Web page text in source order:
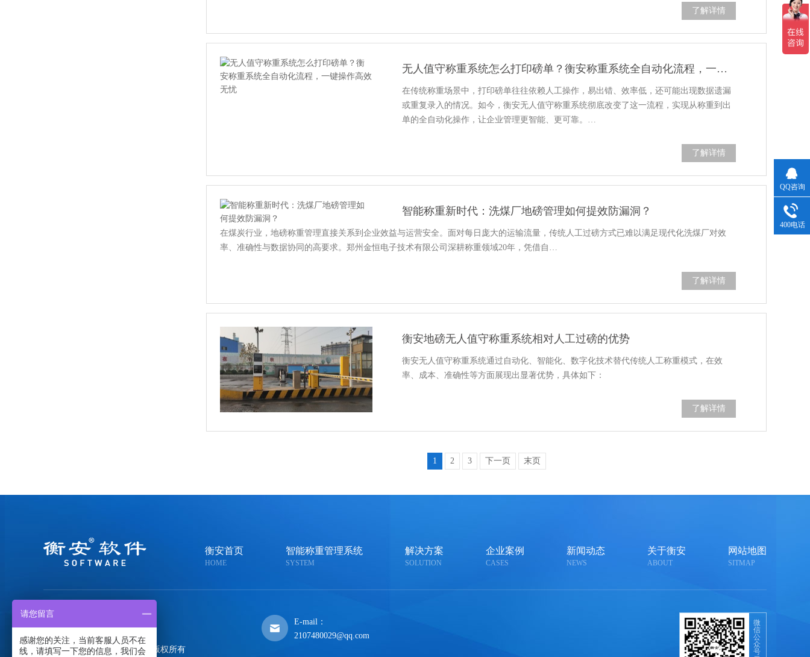
了解详情
无人值守称重系统怎么打印磅单？衡安称重系统全自动化流程，一键操作高效无忧
在传统称重场景中，打印磅单往往依赖人工操作，易出错、效率低，还可能出现数据遗漏
或重复录入的情况。如今，衡安无人值守称重系统彻底改变了这一流程，实现从称重到出
单的全自动化操作，让企业管理更智能、更可靠。…
了解详情
智能称重新时代：洗煤厂地磅管理如何提效防漏洞？
在煤炭行业，地磅称重管理直接关系到企业效益与运营安全。面对每日庞大的运输流量，传统人工过磅方式已难以满足现代化洗煤厂对效
率、准确性与数据协同的高要求。郑州金恒电子技术有限公司深耕称重领域20年，凭借自…
了解详情
衡安地磅无人值守称重系统相对人工过磅的优势
衡安无人值守称重系统通过自动化、智能化、数字化技术替代传统人工称重模式，在效
率、成本、准确性等方面展现出显著优势，具体如下：
了解详情
1 2 3 下一页 末页
衡安首页
HOME
智能称重管理系统
SYSTEM
解决方案
SOLUTION
企业案例
CASES
新闻动态
NEWS
关于衡安
ABOUT
网站地图
SITMAP
郑州金恒电子技术有限公司 版权所有
E-mail：
2107480029@qq.com
微
信
公
众
号
QQ咨询
400电话
请您留言
感谢您的关注，当前客服人员不在
线，请填写一下您的信息，我们会